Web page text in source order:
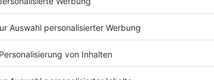
mit einem Denkzettel von der Decke, die Jagd
an und Ralf wird betriebsintern betütatat… Liebe Grüße
an der Pegnitz im Nürnberger Land,